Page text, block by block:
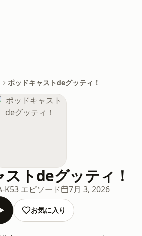
ポッドキャストdeグッティ！
トdeグッティ！
K53 エピソード 7月 3, 2026
お気に入り